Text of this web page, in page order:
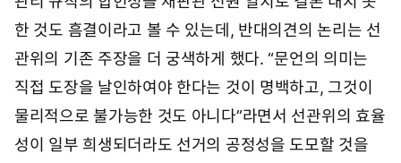
한 것도 흠결이라고 볼 수 있는데, 반대의견의 논리는 선
관위의 기존 주장을 더 궁색하게 했다. “문언의 의미는
직접 도장을 날인하여야 한다는 것이 명백하고, 그것이
물리적으로 불가능한 것도 아니다”라면서 선관위의 효율
성이 일부 희생되더라도 선거의 공정성을 도모할 것을